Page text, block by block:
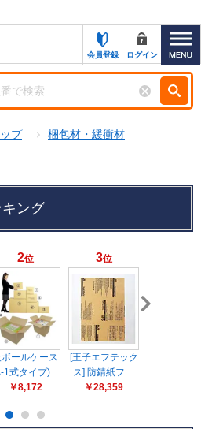
ン一覧
ーン
一覧
会員登録 ログイン
プ
梱包材・緩衝材
ング
2位
ールケース
1式タイプ)…
￥8,172
3位
[王子エフテック
ス] 防錆紙フ…
￥28,359